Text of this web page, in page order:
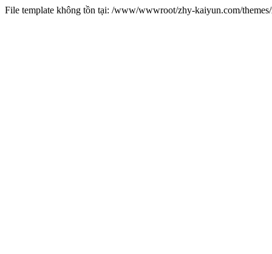
File template không tồn tại: /www/wwwroot/zhy-kaiyun.com/